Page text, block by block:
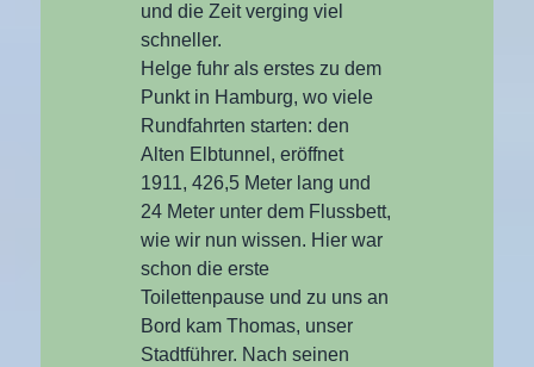
und die Zeit verging viel
schneller.
Helge fuhr als erstes zu dem
Punkt in Hamburg, wo viele
Rundfahrten starten: den
Alten Elbtunnel, eröffnet
1911, 426,5 Meter lang und
24 Meter unter dem Flussbett,
wie wir nun wissen. Hier war
schon die erste
Toilettenpause und zu uns an
Bord kam Thomas, unser
Stadtführer. Nach seinen